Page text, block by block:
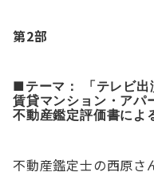
第2部
■テーマ： 「テレビ出
賃貸マンション・アパ
不動産鑑定評価書によ
不動産鑑定士の西原さ